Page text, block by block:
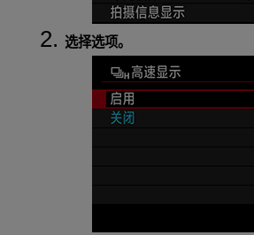
选择选项。